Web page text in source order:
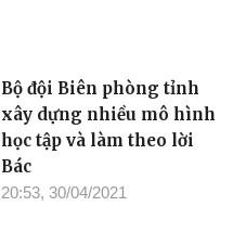
Bộ đội Biên phòng tỉnh
xây dựng nhiều mô hình
học tập và làm theo lời
Bác
20:53, 30/04/2021